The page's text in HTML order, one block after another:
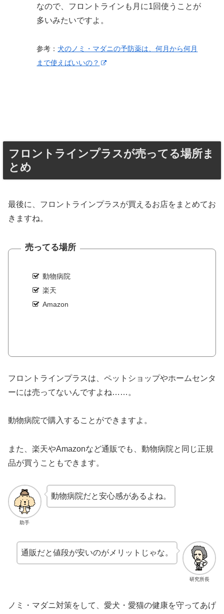
なので、フロントラインも月に1回使うことが
多いみたいですよ。
参考：犬のノミ・マダニの予防薬は、何月から何月
まで使えばいいの？
フロントラインプラスが売ってる場所ま
とめ
最後に、フロントラインプラスが買えるお店をまとめてお
きますね。
売ってる場所
動物病院
楽天
Amazon
フロントラインプラスは、ペットショップやホームセンタ
ーには売ってないんですよね……。
動物病院で購入することができますよ。
また、楽天やAmazonなど通販でも、動物病院と同じ正規
品が買うこともできます。
助手
動物病院だと安心感があるよね。
研究所長
通販だと値段が安いのがメリットじゃな。
ノミ・マダニ対策をして、愛犬・愛猫の健康を守ってあげ